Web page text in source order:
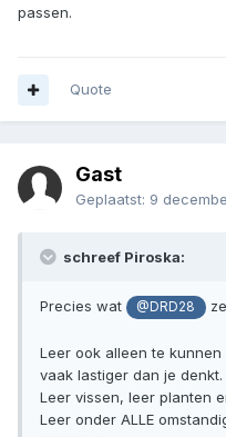
passen.
Quote
Gast
Geplaatst: 9
schreef Piroska:
Precies wat @DRD28
Leer ook alleen te
vaak lastiger dan je denkt.
Leer vissen, leer planten
Leer onder ALLE